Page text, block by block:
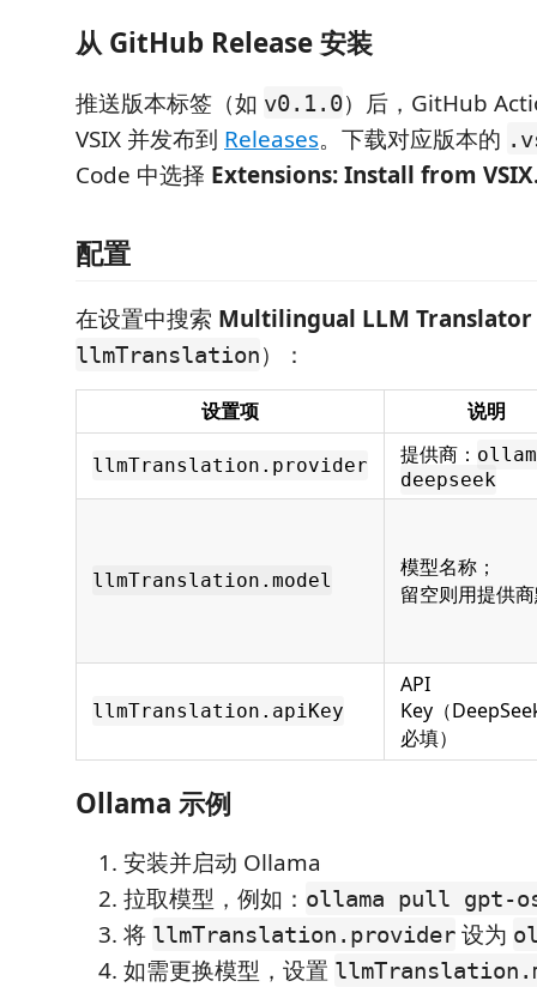
从 GitHub Release 安装
推送版本标签（如 v0.1.0）后，GitHub
VSIX 并发布到 Releases。下载对应版本的
Code 中选择 Extensions: Install from
配置
在设置中搜索 Multilingual LLM Translator
llmTranslation）：
设置项 说明
llmTranslation.provider 提供商：
deepseek
llmTranslation.model
模型名称；
留空则用提供
llmTranslation.apiKey
API
Key（
必填）
Ollama 示例
安装并启动 Ollama
拉取模型，例如： ollama pull gpt-
将 llmTranslation.provider 设为
如需更换模型，设置